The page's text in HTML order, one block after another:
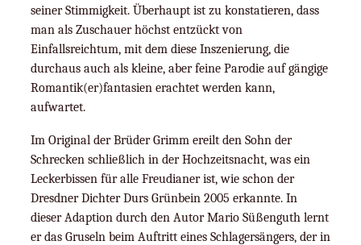
seiner Stimmigkeit. Überhaupt ist zu konstatieren, dass
man als Zuschauer höchst entzückt von
Einfallsreichtum, mit dem diese Inszenierung, die
durchaus auch als kleine, aber feine Parodie auf gängige
Romantik(er)fantasien erachtet werden kann,
aufwartet.
Im Original der Brüder Grimm ereilt den Sohn der
Schrecken schließlich in der Hochzeitsnacht, was ein
Leckerbissen für alle Freudianer ist, wie schon der
Dresdner Dichter Durs Grünbein 2005 erkannte. In
dieser Adaption durch den Autor Mario Süßenguth lernt
er das Gruseln beim Auftritt eines Schlagersängers, der in